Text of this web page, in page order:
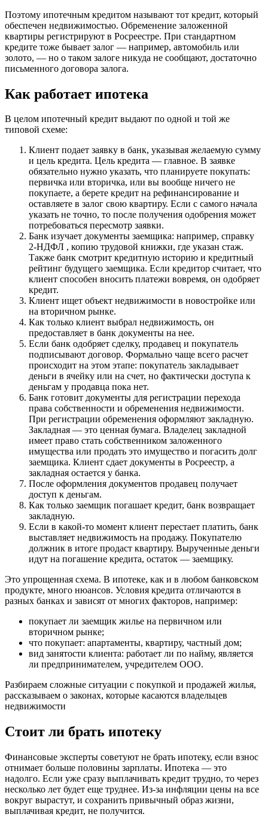
Поэтому ипотечным кредитом называют тот кредит, который
обеспечен недвижимостью. Обременение заложенной
квартиры регистрируют в Росреестре. При стандартном
кредите тоже бывает залог — например, автомобиль или
золото, — но о таком залоге никуда не сообщают, достаточно
письменного договора залога.
Как работает ипотека
В целом ипотечный кредит выдают по одной и той же
типовой схеме:
Клиент подает заявку в банк, указывая желаемую сумму
и цель кредита. Цель кредита — главное. В заявке
обязательно нужно указать, что планируете покупать:
первичка или вторичка, или вы вообще ничего не
покупаете, а берете кредит на рефинансирование и
оставляете в залог свою квартиру. Если с самого начала
указать не точно, то после получения одобрения может
потребоваться пересмотр заявки.
Банк изучает документы заемщика: например, справку
2-НДФЛ , копию трудовой книжки, где указан стаж.
Также банк смотрит кредитную историю и кредитный
рейтинг будущего заемщика. Если кредитор считает, что
клиент способен вносить платежи вовремя, он одобряет
кредит.
Клиент ищет объект недвижимости в новостройке или
на вторичном рынке.
Как только клиент выбрал недвижимость, он
предоставляет в банк документы на нее.
Если банк одобряет сделку, продавец и покупатель
подписывают договор. Формально чаще всего расчет
происходит на этом этапе: покупатель закладывает
деньги в ячейку или на счет, но фактически доступа к
деньгам у продавца пока нет.
Банк готовит документы для регистрации перехода
права собственности и обременения недвижимости.
При регистрации обременения оформляют закладную.
Закладная — это ценная бумага. Владелец закладной
имеет право стать собственником заложенного
имущества или продать это имущество и погасить долг
заемщика. Клиент сдает документы в Росреестр, а
закладная остается у банка.
После оформления документов продавец получает
доступ к деньгам.
Как только заемщик погашает кредит, банк возвращает
закладную.
Если в какой-то момент клиент перестает платить, банк
выставляет недвижимость на продажу. Покупателю
должник в итоге продаст квартиру. Вырученные деньги
идут на погашение кредита, остаток — заемщику.
Это упрощенная схема. В ипотеке, как и в любом банковском
продукте, много нюансов. Условия кредита отличаются в
разных банках и зависят от многих факторов, например:
покупает ли заемщик жилье на первичном или
вторичном рынке;
что покупает: апартаменты, квартиру, частный дом;
вид занятости клиента: работает ли по найму, является
ли предпринимателем, учредителем ООО.
Разбираем сложные ситуации с покупкой и продажей жилья,
рассказываем о законах, которые касаются владельцев
недвижимости
Стоит ли брать ипотеку
Финансовые эксперты советуют не брать ипотеку, если взнос
отнимает больше половины зарплаты. Ипотека — это
надолго. Если уже сразу выплачивать кредит трудно, то через
несколько лет будет еще труднее. Из-за инфляции цены на все
вокруг вырастут, и сохранить привычный образ жизни,
выплачивая кредит, не получится.